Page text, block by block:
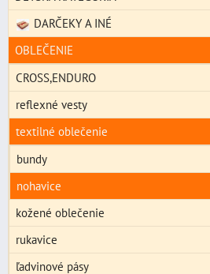
DARČEKY A INÉ
OBLEČENIE
CROSS,ENDURO
reflexné vesty
textilné oblečenie
bundy
nohavice
kožené oblečenie
rukavice
ľadvinové pásy